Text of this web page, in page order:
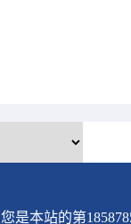
您是本站的第